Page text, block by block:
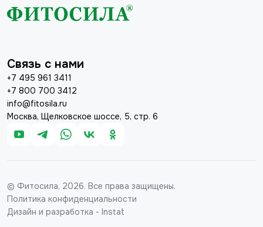
Связь с нами
+7 495 961 3411
+7 800 700 3412
info@fitosila.ru
Москва, Щелковское шоссе, 5, стр. 6
© Фитосила, 2026. Все права защищены.
Политика конфиденциальности
Дизайн и разработка - Instat